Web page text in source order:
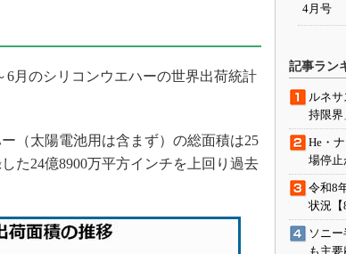
ンド
社内
6月のシリコンウエハーの世界出荷統計
（太陽電池用は含まず）の総面積は25
た24億8900万平方インチを上回り過去
4月号
記事ラン
ルネ
持限界
He・
場停止
令和8
状況【
ソニ
も主